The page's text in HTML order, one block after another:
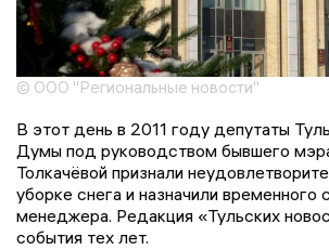
© ООО "Региональные новости"
В этот день в 2011 году депутаты
Думы под руководством бывшего
Толкачёвой признали
уборке снега и назначили временного
менеджера. Редакция «Тульских
события тех лет.